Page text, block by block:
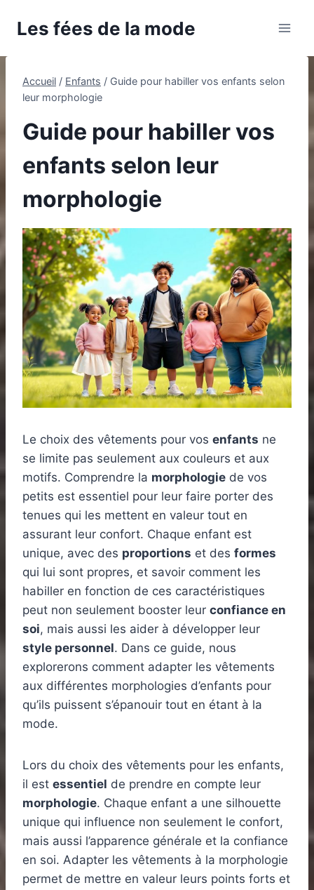
Les fées de la mode
Accueil / Enfants / Guide pour habiller vos enfants selon
leur morphologie
Guide pour habiller vos
enfants selon leur
morphologie
Le choix des vêtements pour vos enfants ne
se limite pas seulement aux couleurs et aux
motifs. Comprendre la morphologie de vos
petits est essentiel pour leur faire porter des
tenues qui les mettent en valeur tout en
assurant leur confort. Chaque enfant est
unique, avec des proportions et des formes
qui lui sont propres, et savoir comment les
habiller en fonction de ces caractéristiques
peut non seulement booster leur confiance en
soi, mais aussi les aider à développer leur
style personnel. Dans ce guide, nous
explorerons comment adapter les vêtements
aux différentes morphologies d’enfants pour
qu’ils puissent s’épanouir tout en étant à la
mode.
Lors du choix des vêtements pour les enfants,
il est essentiel de prendre en compte leur
morphologie. Chaque enfant a une silhouette
unique qui influence non seulement le confort,
mais aussi l’apparence générale et la confiance
en soi. Adapter les vêtements à la morphologie
permet de mettre en valeur leurs points forts et